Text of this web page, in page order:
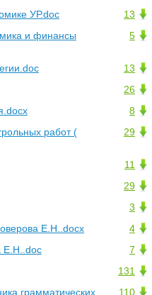
13
УР.doc
5
и финансы
13
26
8
29
работ (
11
29
3
4
Е.Н..docx
7
Е.Н..doc
131
110
грамматических